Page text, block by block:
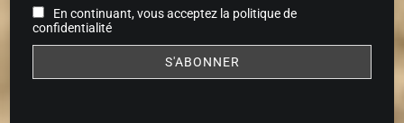
En continuant, vous acceptez la politique de
confidentialité